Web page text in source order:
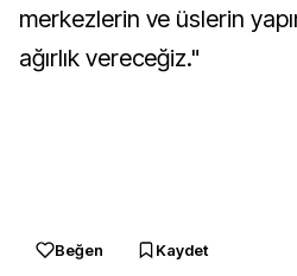
merkezlerin ve üslerin
ağırlık vereceğiz."
Beğen Kaydet